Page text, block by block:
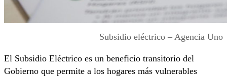
Subsidio eléctrico – Agencia Uno
El Subsidio Eléctrico es un beneficio transitorio del
Gobierno que permite a los hogares más vulnerables